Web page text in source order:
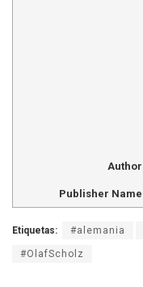
Author
Publisher Name
Etiquetas: #alemania
#OlafScholz